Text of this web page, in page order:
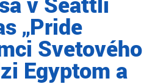
„Pride
Svetového
Egyptom a